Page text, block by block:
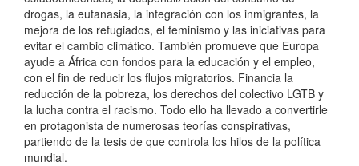
drogas, la eutanasia, la integración con los inmigrantes, la
mejora de los refugiados, el feminismo y las iniciativas para
evitar el cambio climático. También promueve que Europa
ayude a África con fondos para la educación y el empleo,
con el fin de reducir los flujos migratorios. Financia la
reducción de la pobreza, los derechos del colectivo LGTB y
la lucha contra el racismo. Todo ello ha llevado a convertirle
en protagonista de numerosas teorías conspirativas,
partiendo de la tesis de que controla los hilos de la política
mundial.